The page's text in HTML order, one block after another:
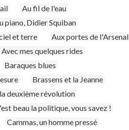
Au fil de l'eau
piano, Didier Squiban
et terre
Aux portes de l'Arsenal
Avec mes quelques rides
Baraques blues
Brassens et la Jeanne
deuxième révolution
beau la politique, vous savez !
Cammas, un homme pressé